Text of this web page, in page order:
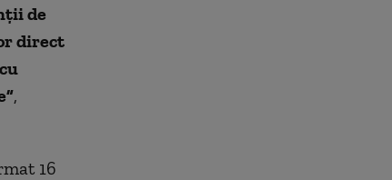
de
direct
,
mat 16